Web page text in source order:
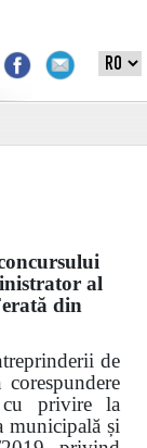
al
din
de
cu privire la
municipală și